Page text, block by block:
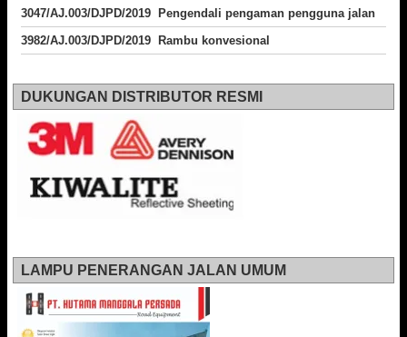
3047/AJ.003/DJPD/2019 Pengendali pengaman pengguna jalan
3982/AJ.003/DJPD/2019 Rambu konvesional
DUKUNGAN DISTRIBUTOR RESMI
LAMPU PENERANGAN JALAN UMUM